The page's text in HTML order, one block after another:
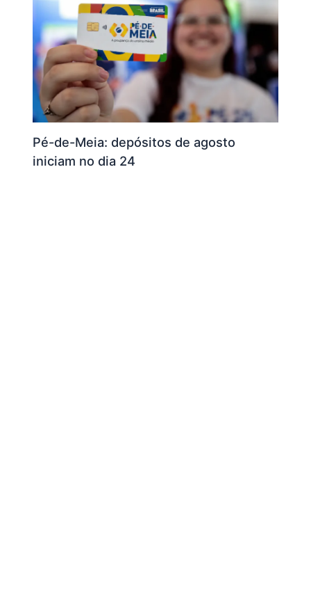
Pé-de-Meia: depósitos de agosto
iniciam no dia 24